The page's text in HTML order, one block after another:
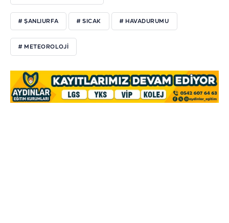
# ŞANLIURFA # SICAK # HAVADURUMU
# METEOROLOJI